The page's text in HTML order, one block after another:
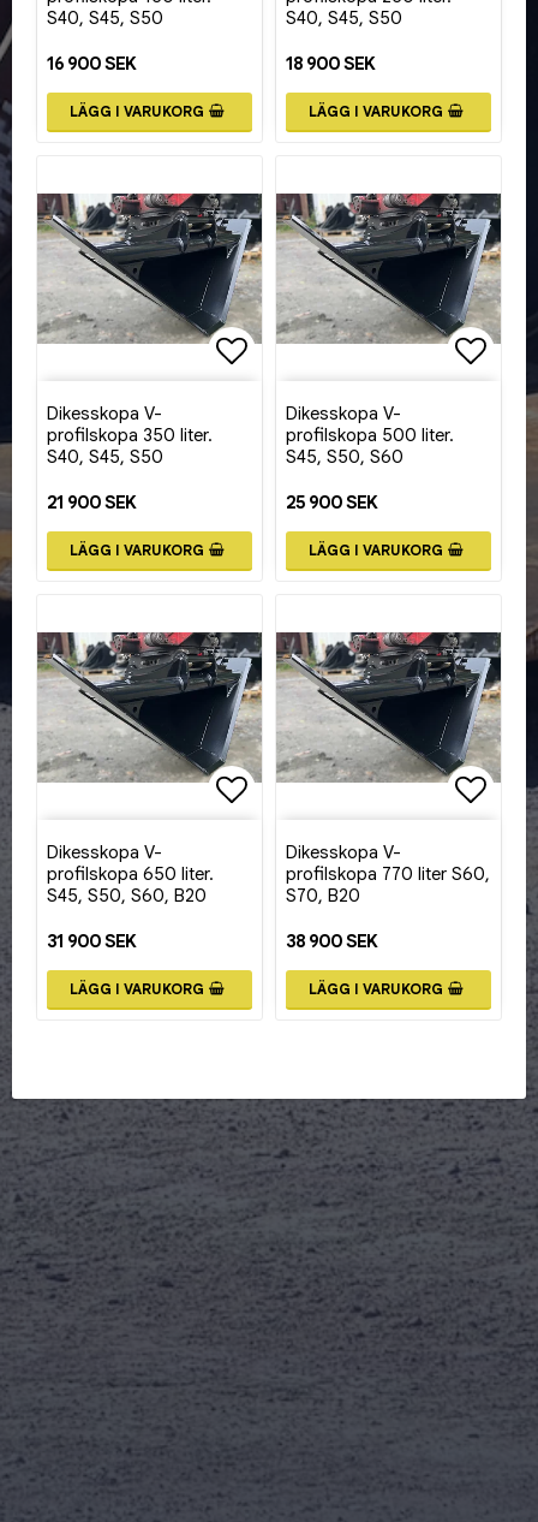
S40, S45, S50
16 900 SEK
LÄGG I VARUKORG
S40, S45, S50
18 900 SEK
LÄGG I VARUKORG
Dikesskopa V-
profilskopa 350 liter.
S40, S45, S50
21 900 SEK
LÄGG I VARUKORG
Dikesskopa V-
profilskopa 500 liter.
S45, S50, S60
25 900 SEK
LÄGG I VARUKORG
Dikesskopa V-
profilskopa 650 liter.
S45, S50, S60, B20
31 900 SEK
LÄGG I VARUKORG
Dikesskopa V-
profilskopa 770 liter S60,
S70, B20
38 900 SEK
LÄGG I VARUKORG